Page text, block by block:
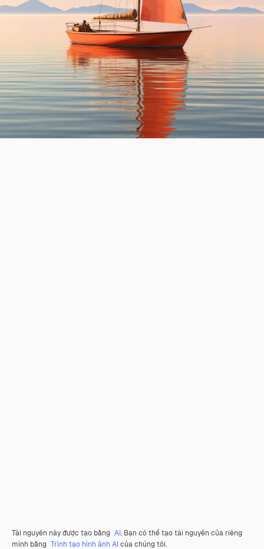
Tài nguyên này được tạo bằng AI. Bạn có thể tạo tài nguyên của riêng
mình bằng Trình tạo hình ảnh AIcủa chúng tôi.